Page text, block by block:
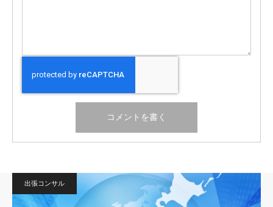
出張コンサル